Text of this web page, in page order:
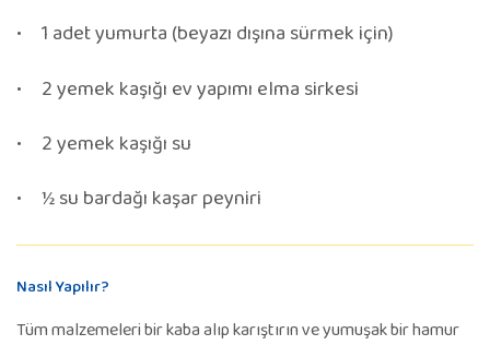
1 adet yumurta (beyazı dışına sürmek için)
2 yemek kaşığı ev yapımı elma sirkesi
2 yemek kaşığı su
½ su bardağı kaşar peyniri
Nasıl Yapılır?
Tüm malzemeleri bir kaba alıp karıştırın ve yumuşak bir hamur